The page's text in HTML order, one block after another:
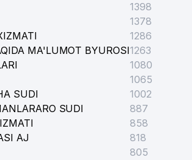
1398
1378
1286
MA'LUMOT BYUROSI1263
1080
1065
SUDI
1002
SUDI
887
858
AJ
818
805